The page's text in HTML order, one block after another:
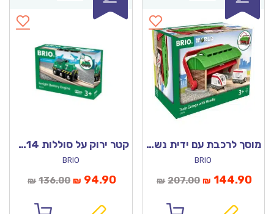
מוסך לרכבת עם ידית נשיאה 33474 – בריו
BRIO
₪ 207.00המחיר
₪ 144.90
קטר ירוק על סוללות 33214 (BRIO)
BRIO
₪ 136.00המחיר
₪ 94.90המחיר